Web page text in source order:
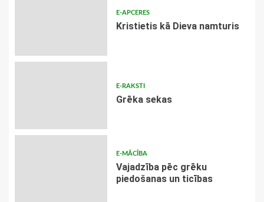
E-APCERES
Kristietis kā Dieva namturis
E-RAKSTI
Grēka sekas
E-MĀCĪBA
Vajadzība pēc grēku
piedošanas un ticības